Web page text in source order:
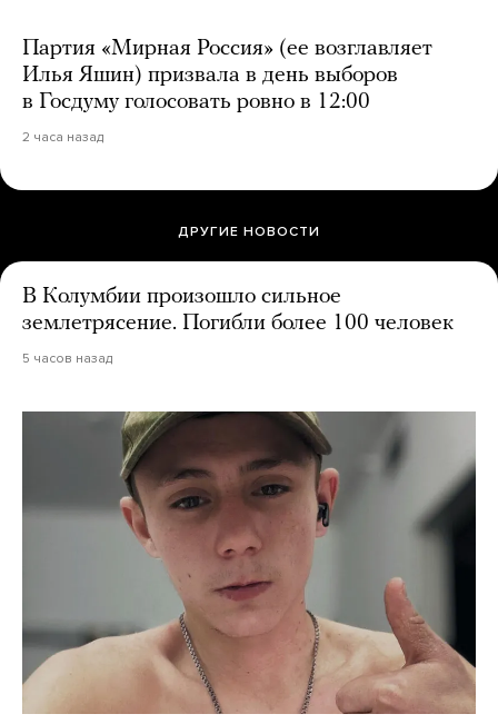
Партия «Мирная Россия» (ее возглавляет
Илья Яшин) призвала в день выборов
в Госдуму голосовать ровно в 12:00
2 часа назад
ДРУГИЕ НОВОСТИ
В Колумбии произошло сильное
землетрясение. Погибли более 100 человек
5 часов назад